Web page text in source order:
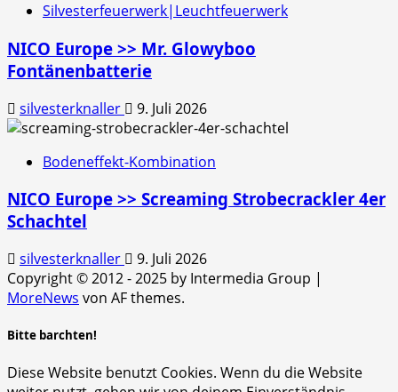
Silvesterfeuerwerk|Leuchtfeuerwerk
NICO Europe >> Mr. Glowyboo
Fontänenbatterie
silvesterknaller 9. Juli 2026
Bodeneffekt-Kombination
NICO Europe >> Screaming Strobecrackler 4er
Schachtel
silvesterknaller
9. Juli 2026
Copyright © 2012 - 2025 by Intermedia Group |
MoreNews von AF themes.
Bitte barchten!
Diese Website benutzt Cookies. Wenn du die Website